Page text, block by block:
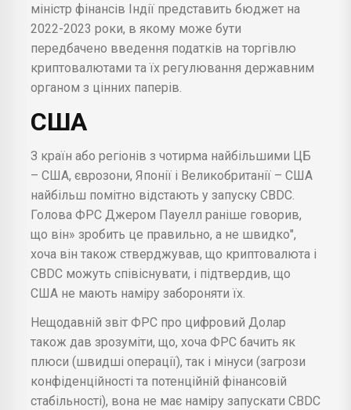
міністр фінансів Індії представить бюджет на
2022-2023 роки, в якому може бути
передбачено введення податків на торгівлю
криптовалютами та їх регулювання державним
органом з цінних паперів.
США
З країн або регіонів з чотирма найбільшими ЦБ
– США, єврозони, Японії і Великобританії – США
найбільш помітно відстають у запуску CBDC.
Голова ФРС Джером Пауелл раніше говорив,
що він» зробить це правильно, а не швидко",
хоча він також стверджував, що криптовалюта і
CBDC можуть співіснувати, і підтвердив, що
США не мають наміру забороняти їх.
Нещодавній звіт ФРС про цифровий Долар
також дав зрозуміти, що, хоча ФРС бачить як
плюси (швидші операції), так і мінуси (загрози
конфіденційності та потенційній фінансовій
стабільності), вона не має наміру запускати CBDC